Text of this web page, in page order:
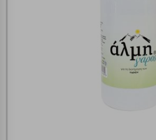
Πολλαπλή αναζήτηση
Χρησιμοποιήστε τη για πιο